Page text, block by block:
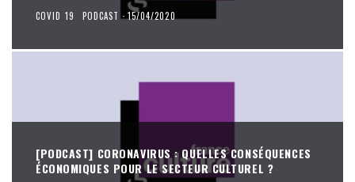
COVID 19 PODCAST · 15/04/2020
[PODCAST] CORONAVIRUS : QUELLES CONSÉQUENCES
ÉCONOMIQUES POUR LE SECTEUR CULTUREL ?